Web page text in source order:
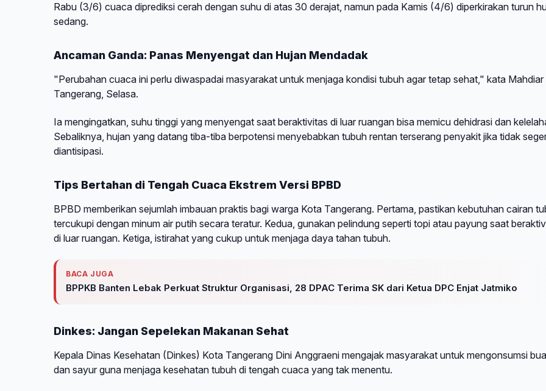
Rabu (3/6) cuaca diprediksi cerah dengan suhu di atas 30 derajat, namun pada Kamis (4/6) diperkirakan turun
sedang.
Ancaman Ganda: Panas Menyengat dan Hujan Mendadak
"Perubahan cuaca ini perlu diwaspadai masyarakat untuk menjaga kondisi tubuh agar tetap sehat," kata Mahdiar
Tangerang, Selasa.
Ia mengingatkan, suhu tinggi yang menyengat saat beraktivitas di luar ruangan bisa memicu dehidrasi dan
Sebaliknya, hujan yang datang tiba-tiba berpotensi menyebabkan tubuh rentan terserang penyakit jika tidak
diantisipasi.
Tips Bertahan di Tengah Cuaca Ekstrem Versi BPBD
BPBD memberikan sejumlah imbauan praktis bagi warga Kota Tangerang. Pertama, pastikan kebutuhan cairan
tercukupi dengan minum air putih secara teratur. Kedua, gunakan pelindung seperti topi atau payung saat
di luar ruangan. Ketiga, istirahat yang cukup untuk menjaga daya tahan tubuh.
BACA JUGA
BPPKB Banten Lebak Perkuat Struktur Organisasi, 28 DPAC Terima SK dari Ketua DPC Enjat Jatmiko
Dinkes: Jangan Sepelekan Makanan Sehat
Kepala Dinas Kesehatan (Dinkes) Kota Tangerang Dini Anggraeni mengajak masyarakat untuk mengonsumsi
dan sayur guna menjaga kesehatan tubuh di tengah cuaca yang tak menentu.